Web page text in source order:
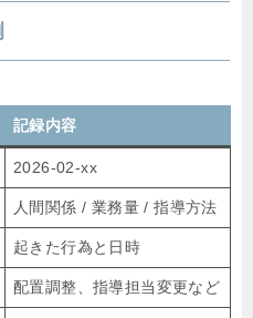
記録内容
2026-02-xx
人間関係 / 業務量 / 指導方法
起きた行為と日時
配置調整、指導担当変更など